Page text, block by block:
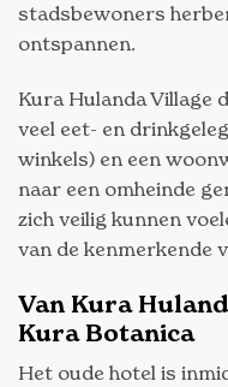
stadsbewoners
ontspannen.
Kura Hulanda Village
veel eet- en
winkels) en een
naar een omheinde
zich veilig kunnen
van de kenmerkende
Van Kura
Kura Botanica
Het oude hotel is